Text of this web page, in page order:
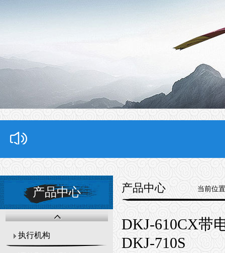
产品中心
执行机构
产品中心 当前位
DKJ-610CX带
DKJ-710S